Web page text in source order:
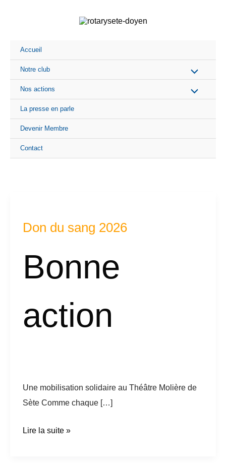
Accueil
Notre club
Nos actions
La presse en parle
Devenir Membre
Contact
Don du sang 2026
Bonne
action
Une mobilisation solidaire au Théâtre Molière de
Sète Comme chaque […]
sang
Lire la suite »